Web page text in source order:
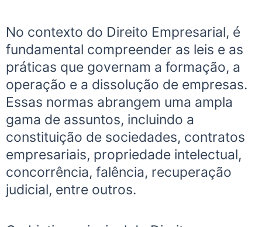
No contexto do Direito Empresarial, é
fundamental compreender as leis e as
práticas que governam a formação, a
operação e a dissolução de empresas.
Essas normas abrangem uma ampla
gama de assuntos, incluindo a
constituição de sociedades, contratos
empresariais, propriedade intelectual,
concorrência, falência, recuperação
judicial, entre outros.